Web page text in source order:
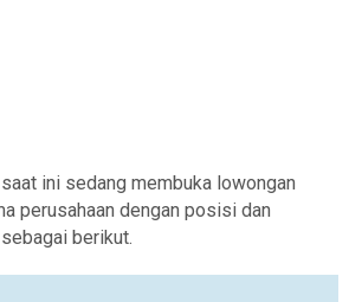
ini sedang membuka lowongan
perusahaan dengan posisi dan
berikut.